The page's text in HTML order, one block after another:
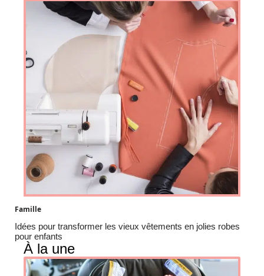
Famille
Idées pour transformer les vieux vêtements en jolies robes
pour enfants
À la une